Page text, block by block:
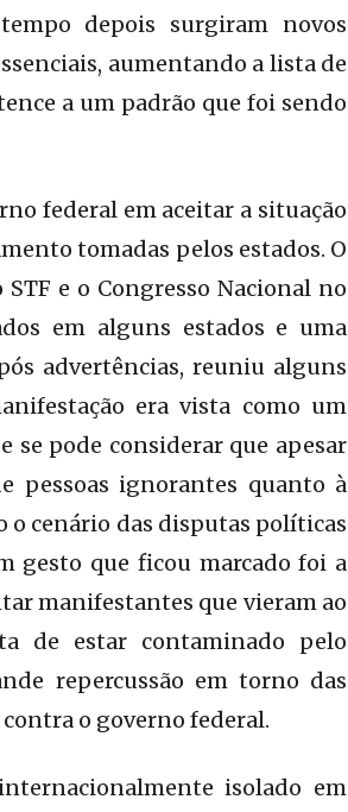
depois surgiram novos
aumentando a lista de
a um padrão que foi sendo
federal em aceitar a situação
tomadas pelos estados. O
e o Congresso Nacional no
em alguns estados e uma
advertências, reuniu alguns
era vista como um
pode considerar que apesar
pessoas ignorantes quanto à
o cenário das disputas políticas
gesto que ficou marcado foi a
manifestantes que vieram ao
de estar contaminado pelo
repercussão em torno das
o governo federal.
isolado em